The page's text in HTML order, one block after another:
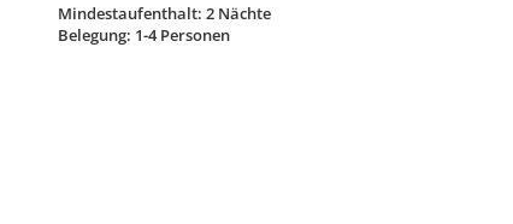
Mindestaufenthalt: 2 Nächte
Belegung: 1-4 Personen